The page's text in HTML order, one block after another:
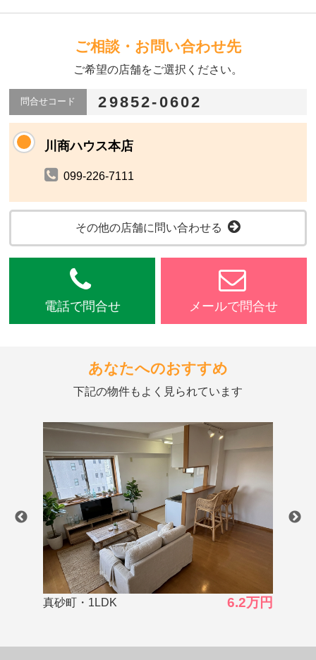
ご相談・お問い合わせ先
ご希望の店舗をご選択ください。
問合せコード 29852-0602
川商ハウス本店
099-226-7111
その他の店舗に問い合わせる
電話で問合せ メールで問合せ
あなたへのおすすめ
下記の物件もよく見られています
郡元町・1K 3.5万円